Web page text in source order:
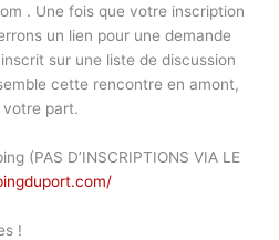
. Une fois que votre inscription
un lien pour une demande
sur une liste de discussion
cette rencontre en amont,
votre part.
(PAS D’INSCRIPTIONS VIA LE
!